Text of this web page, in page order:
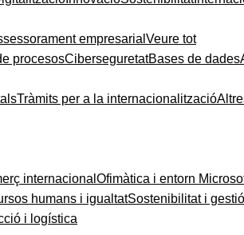
empresarial Veure tot
procesosCiberseguretatBases de dades
Tràmits per a la internacionalització
internacional Ofimàtica i entorn
humans i igualtatSostenibilitat i
i logística